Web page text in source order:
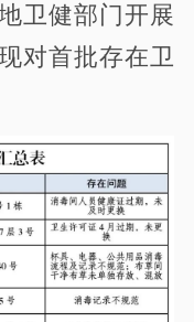
卫健部门开展
对首批存在卫